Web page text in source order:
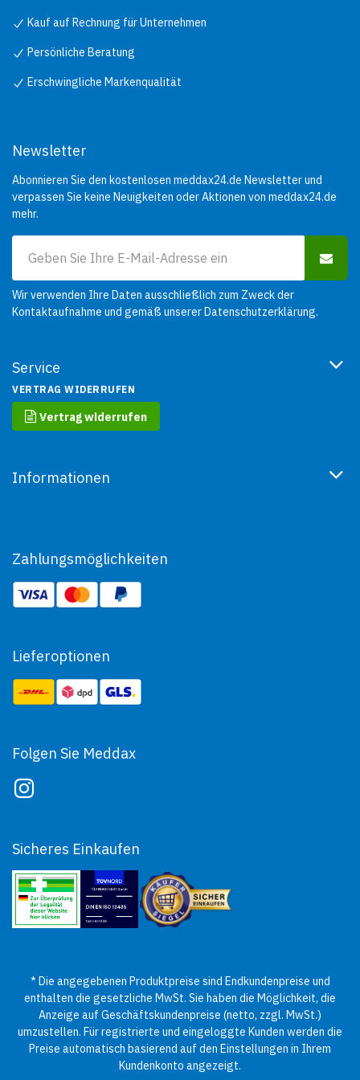
Kauf auf Rechnung für Unternehmen
Persönliche Beratung
Erschwingliche Markenqualität
Service
VERTRAG WIDERRUFEN
Vertrag widerrufen
Informationen
Newsletter
Abonnieren Sie den kostenlosen meddax24.de Newsletter und
verpassen Sie keine Neuigkeiten oder Aktionen von meddax24.de
mehr.
Wir verwenden Ihre Daten ausschließlich zum Zweck der
Kontaktaufnahme und gemäß unsererDatenschutzerklärung.
Zahlungsmöglichkeiten
Lieferoptionen
Folgen Sie Meddax
Sicheres Einkaufen
* Die angegebenen Produktpreise sind Endkundenpreise und
enthalten die gesetzliche MwSt. Sie haben die Möglichkeit, die
Anzeige auf Geschäftskundenpreise (netto, zzgl. MwSt.)
umzustellen. Für registrierte und eingeloggte Kunden werden die
Preise automatisch basierend auf den Einstellungen in Ihrem
Kundenkonto angezeigt.